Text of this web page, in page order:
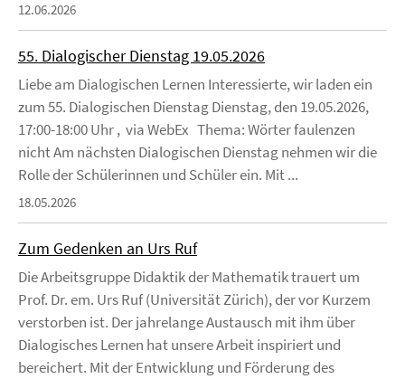
12.06.2026
55. Dialogischer Dienstag 19.05.2026
Liebe am Dialogischen Lernen Interessierte, wir laden ein
zum 55. Dialogischen Dienstag Dienstag, den 19.05.2026,
17:00-18:00 Uhr , via WebEx Thema: Wörter faulenzen
nicht Am nächsten Dialogischen Dienstag nehmen wir die
Rolle der Schülerinnen und Schüler ein. Mit ...
18.05.2026
Zum Gedenken an Urs Ruf
Die Arbeitsgruppe Didaktik der Mathematik trauert um
Prof. Dr. em. Urs Ruf (Universität Zürich), der vor Kurzem
verstorben ist. Der jahrelange Austausch mit ihm über
Dialogisches Lernen hat unsere Arbeit inspiriert und
bereichert. Mit der Entwicklung und Förderung des